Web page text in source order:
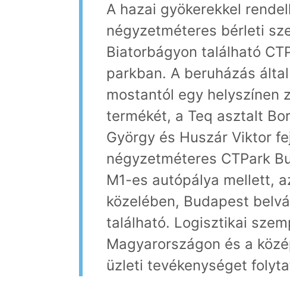
A hazai gyökerekkel
négyzetméteres bérleti
Biatorbágyon található
parkban. A beruházás
mostantól egy helyszínen
termékét, a Teq asztalt
György és Huszár Viktor
négyzetméteres CTPark
M1-es autópálya mellett,
közelében, Budapest
található. Logisztikai
Magyarországon és a
üzleti tevékenységet